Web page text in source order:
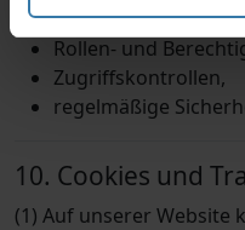
SSL-/TLS-
Rollen- und
Zugriffskontrollen,
regelmäßige
10. Cookies und
(1) Auf unserer Website